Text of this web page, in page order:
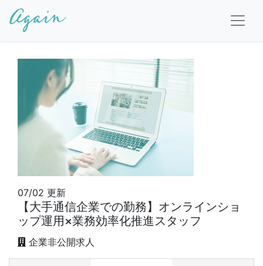
07/02 更新
【大手通信企業での勤務】オンラインショ
ップ運用×業務効率化推進スタッフ
企業非公開求人